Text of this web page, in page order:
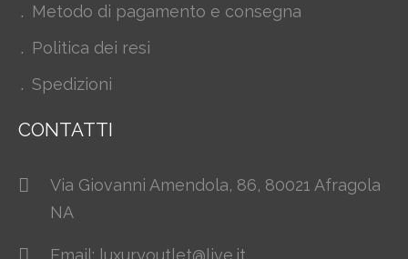
Metodo di pagamento e consegna
Politica dei resi
Spedizioni
CONTATTI
Via Giovanni Amendola, 86, 80021 Afragola
NA
Email: luxuryoutlet@live.it